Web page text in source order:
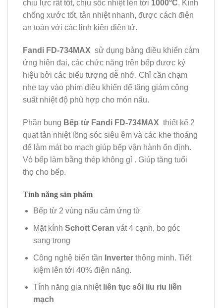
chịu lực rất tốt, chịu sốc nhiệt lên tới 1000°C. Kính
chống xước tốt, tản nhiệt nhanh, được cách điện
an toàn với các linh kiện điện tử.
Fandi FD-734MAX sử dụng bảng điều khiển cảm
ứng hiện đại, các chức năng trên bếp được ký
hiệu bởi các biểu tượng dễ nhớ. Chỉ cần chạm
nhẹ tay vào phím điều khiển để tăng giảm công
suất nhiệt độ phù hợp cho món nấu.
Phần bụng Bếp từ Fandi FD-734MAX thiết kế 2
quạt tản nhiệt lồng sóc siêu êm và các khe thoáng
để làm mát bo mạch giúp bếp vận hành ổn định.
Vỏ bếp làm bằng thép không gỉ . Giúp tăng tuổi
thọ cho bếp.
Tính năng sản phẩm
Bếp từ 2 vùng nấu cảm ứng từ
Mặt kính Schott Ceran vát 4 cạnh, bo góc
sang trọng
Công nghệ biến tần Inverter thông minh. Tiết
kiệm lên tới 40% điện năng.
Tính năng gia nhiệtliên tục sôi liu riu liền
mạch